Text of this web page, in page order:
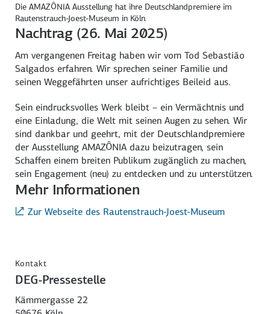
Die AMAZÔNIA Ausstellung hat ihre Deutschlandpremiere im
Rautenstrauch-Joest-Museum in Köln.
Nachtrag (26. Mai 2025)
Am vergangenen Freitag haben wir vom Tod Sebastião
Salgados erfahren. Wir sprechen seiner Familie und
seinen Weggefährten unser aufrichtiges Beileid aus.
Sein eindrucksvolles Werk bleibt – ein Vermächtnis und
eine Einladung, die Welt mit seinen Augen zu sehen. Wir
sind dankbar und geehrt, mit der Deutschlandpremiere
der Ausstellung AMAZÔNIA dazu beizutragen, sein
Schaffen einem breiten Publikum zugänglich zu machen,
sein Engagement (neu) zu entdecken und zu unterstützen.
Mehr Informationen
Zur Webseite des Rautenstrauch-Joest-Museum
Kontakt
DEG-Pressestelle
Kämmergasse 22